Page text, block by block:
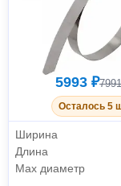
5993 ₽
Осталось 5
Ширина
Длина
Max диаметр